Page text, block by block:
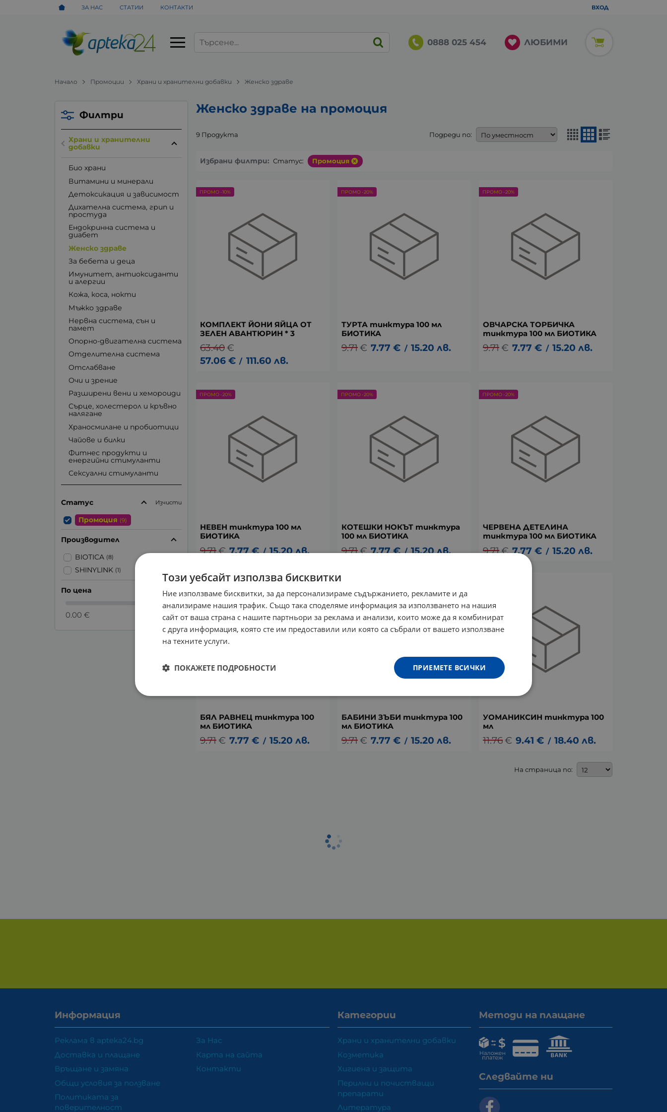
ЗА НАС СТАТИИ КОНТАКТИ ВХОД
0888 025 454 ЛЮБИМИ
Начало Промоции Храни и хранителни добавки Женско здраве
Женско здраве на промоция
9 Продукта Подреди по:
Избрани филтри: Статус: Промоция
КОМПЛЕКТ ЙОНИ ЯЙЦА ОТ
ЗЕЛЕН АВАНТЮРИН * 3
63.40€
57.06 € / 111.60 лв.
ПРОМО -10%
ТУРТА тинктура 100 мл
БИОТИКА
9.71€ 7.77 € / 15.20 лв.
ПРОМО -20%
ОВЧАРСКА ТОРБИЧКА
тинктура 100 мл БИОТИКА
9.71€ 7.77 € / 15.20 лв.
ПРОМО -20%
НЕВЕН тинктура 100 мл
БИОТИКА
9.71€ 7.77 € / 15.20 лв.
ПРОМО -20%
КОТЕШКИ НОКЪТ тинктура
100 мл БИОТИКА
9.71€ 7.77 € / 15.20 лв.
ПРОМО -20%
ЧЕРВЕНА ДЕТЕЛИНА
тинктура 100 мл БИОТИКА
9.71€ 7.77 € / 15.20 лв.
ПРОМО -20%
БЯЛ РАВНЕЦ тинктура 100
мл БИОТИКА
9.71€ 7.77 € / 15.20 лв.
БАБИНИ ЗЪБИ тинктура 100
мл БИОТИКА
9.71€ 7.77 € / 15.20 лв.
УОМАНИКСИН тинктура 100
мл
11.76€ 9.41 € / 18.40 лв.
На страница по:
Филтри
Храни и хранителни
добавки
Био храни
Витамини и минерали
Детоксикация и зависимост
Дихателна система, грип и
простуда
Ендокринна система и
диабет
Женско здраве
За бебета и деца
Имунитет, антиоксиданти
и алергии
Кожа, коса, нокти
Мъжко здраве
Нервна система, сън и
памет
Опорно-двигателна система
Отделителна система
Отслабване
Очи и зрение
Разширени вени и хемороиди
Сърце, холестерол и кръвно
налягане
Храносмилане и пробиотици
Чайове и билки
Фитнес продукти и
енергийни стимуланти
Сексуални стимуланти
Статус Изчисти
Промоция (9)
Производител
BIOTICA (8)
SHINYLINK (1)
По цена
0.00 € 0.00 €
Информация
Реклама в apteka24.bg
Доставка и плащане
Връщане и замяна
Общи условия за ползване
Политиката за
поверителност
За Нас
Карта на сайта
Контакти
Категории
Храни и хранителни добавки
Козметика
Хигиена и защита
Перилни и почистващи
препарати
Литература
Методи на плащане
Следвайте ни
Този уебсайт използва бисквитки
Ние използваме бисквитки, за да персонализираме съдържанието, рекламите и да
анализираме нашия трафик. Също така споделяме информация за използването на нашия
сайт от ваша страна с нашите партньори за реклама и анализи, които може да я комбинират
с друга информация, която сте им предоставили или която са събрали от вашето използване
на техните услуги.
ПРИЕМЕТЕ ВСИЧКИ
ПОКАЖЕТЕ ПОДРОБНОСТИ